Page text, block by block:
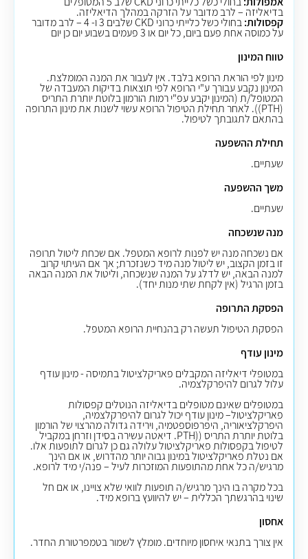
בדיאליזה – לרב מדובר על הזרקה במהלך הדיאליזה.
קפסולות: בחולי כשל כלייתי כרוני CKD שלבים 3 ו- 4 – לרב מדובר
על כמוסה אחת פעם ביום, כל יום או 3 פעמים בשבוע יום כן יום
טווח המינון
מינון לפי הוראת הרופא בלבד. אין לעבור את המנה המומלצת.
המינון נקבע עבורך ע"י הרופא לפי תוצאות בדיקות המעבדה של
המטופל/ת (המינון יקבע עפ"י רמות הורמון בלוטת יותרת התריס
(PTH)). לאחר תחילת הטיפול הרופא עשוי לשנות את מינון התרופה
בהתאם לתגובתך לטיפול.
תחילת ההשפעה
שעתיים.
משך ההשפעה
שעתיים.
מנה שנשכחה
אם נשכחה מנה יש לפנות לרופא המטפל. אם שכחת ליטול תרופה
זו בזמן הקצוב, יש ליטול מנה מיד כשנזכרת; אך אם העיתוי קרוב
למנה הבאה, יש לדלג על המנה שנשכחה, וליטול את המנה הבאה
בזמן הרגיל (אין לקחת שתי מנות יחד).
הפסקת התרופה
הפסקת הטיפול תעשה רק בהנחיית הרופא המטפל.
מינון עודף
במטופלי דיאליזה המקבלים פאריקלציטול בתמיסה - מינון עודף
עלול לגרום להיפרקלצמיה.
במטופלים שאינם מטופלים בדיאליזה הנוטלים קפסולות
פאריקלציטול– מינון עודף יכול לגרום להיפרקלצמיה,
היפרקלציאוריה, היפרפוספטמיה, וירידה גדולה מהרצוי של הורמון
בלוטת יותרת התריס ((PTH. דיאטה עשירה בסידן וזרחן במקביל
לטיפול בקפסולות פאריקלציטול עלולה גם כן לגרום לתופעות אלו.
אם נטלת פאריקלציטול במינון גבוה יותר מהדרוש, או אם הינך
מרגיש/ה כל אחת מהתופעות המוזכרות לעיל – פנה/י מיד לרופא.
בכל מקרה בו הינך מרגיש/ה תופעות לוואי שלא צויינו, או אם חל
שינוי בהרגשתך הכללית – יש להיוועץ ברופא מיד.
אחסון
אין צורך בתנאי איחסון מיוחדים. מומלץ לשמור בטמפרטורת החדר.